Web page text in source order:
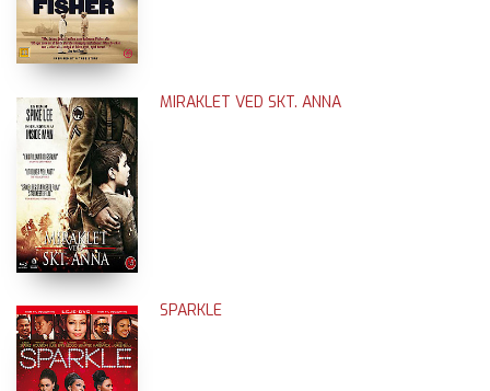
MIRAKLET VED SKT. ANNA
SPARKLE